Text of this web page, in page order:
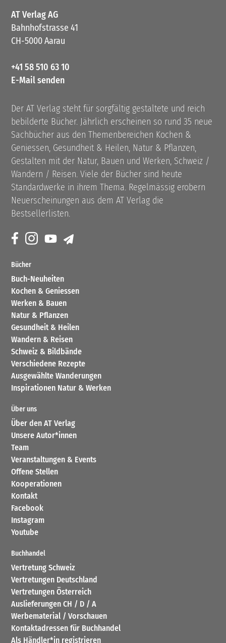
AT Verlag AG
Bahnhofstrasse 41
CH-5000 Aarau
+41 58 510 63 10
E-Mail senden
Der AT Verlag steht für sorgfältig gestaltete und reich
bebilderte Bücher. Jährlich erscheinen so rund 35 neue
Sachbücher aus den Themenbereichen Kochen &
Geniessen, Gesundheit & Heilen, Natur & Pflanzen,
Gestalten mit der Natur, Bauen und Werken, Schweiz /
Wandern / Reisen. Viele der Bücher sind heute
Standardwerke in ihrem Thema. Regelmässig erobern
Neuerscheinungen aus dem AT Verlag die
Bestsellerlisten.
Bücher
Buch-Neuheiten
Kochen & Geniessen
Werken & Bauen
Natur & Pflanzen
Gesundheit & Heilen
Wandern & Reisen
Schweiz & Bildbände
Verschiedene Rezepte
Ausgewählte Wanderungen
Inspirationen Natur & Werken
Über uns
Über den AT Verlag
Unsere Autor*innen
Team
Veranstaltungen & Events
Offene Stellen
Kooperationen
Kontakt
Facebook
Instagram
Youtube
Buchhandel
Vertretung Schweiz
Vertretungen Deutschland
Vertretungen Österreich
Auslieferungen CH / D / A
Werbematerial / Vorschauen
Kontaktadressen für Buchhandel
Als Händler*in registrieren